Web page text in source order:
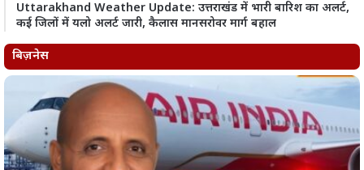
Uttarakhand Weather Update: उत्तराखंड में भारी बारिश का अलर्ट,
कई जिलों में यलो अलर्ट जारी, कैलास मानसरोवर मार्ग बहाल
बिज़नेस